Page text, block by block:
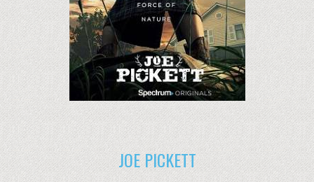
JOE PICKETT